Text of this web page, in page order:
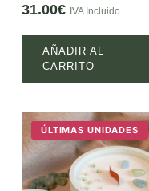
31.00€ IVA Incluido
AÑADIR AL
CARRITO
ÚLTIMAS UNIDADES